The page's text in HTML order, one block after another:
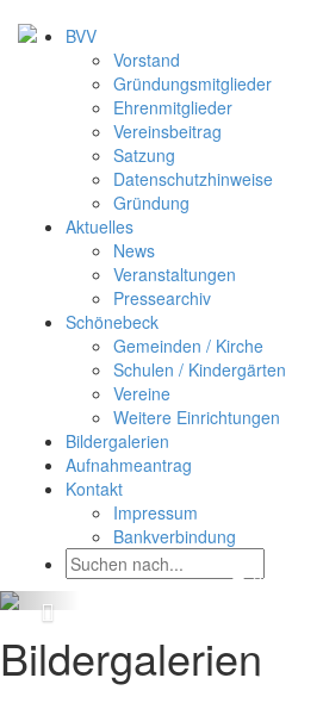
BVV
Vorstand
Gründungsmitglieder
Ehrenmitglieder
Vereinsbeitrag
Satzung
Datenschutzhinweise
Gründung
Aktuelles
News
Veranstaltungen
Pressearchiv
Schönebeck
Gemeinden / Kirche
Schulen / Kindergärten
Vereine
Weitere Einrichtungen
Bildergalerien
Aufnahmeantrag
Kontakt
Impressum
Bankverbindung
Bildergalerien